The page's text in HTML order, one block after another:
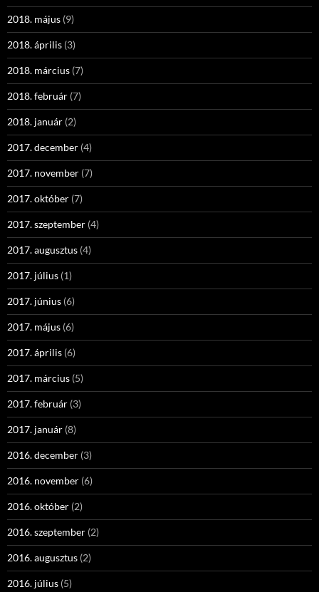
2018. május (9)
2018. április (3)
2018. március (7)
2018. február (7)
2018. január (2)
2017. december (4)
2017. november (7)
2017. október (7)
2017. szeptember (4)
2017. augusztus (4)
2017. július (1)
2017. június (6)
2017. május (6)
2017. április (6)
2017. március (5)
2017. február (3)
2017. január (8)
2016. december (3)
2016. november (6)
2016. október (2)
2016. szeptember (2)
2016. augusztus (2)
2016. július (5)